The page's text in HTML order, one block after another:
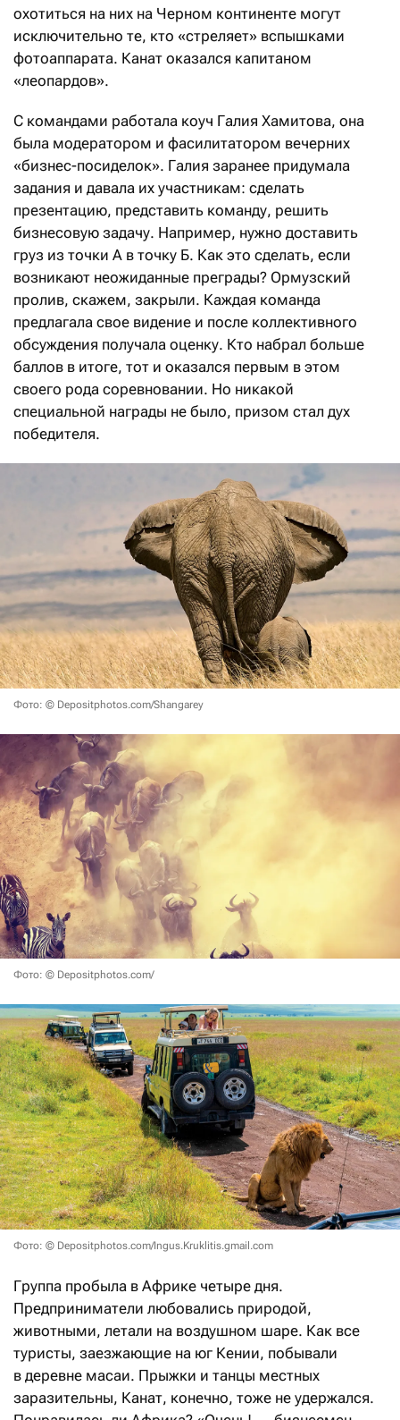
охотиться на них на Черном континенте могут
исключительно те, кто «стреляет» вспышками
фотоаппарата. Канат оказался капитаном
«леопардов».
С командами работала коуч Галия Хамитова, она
была модератором и фасилитатором вечерних
«бизнес-посиделок». Галия заранее придумала
задания и давала их участникам: сделать
презентацию, представить команду, решить
бизнесовую задачу. Например, нужно доставить
груз из точки А в точку Б. Как это сделать, если
возникают неожиданные преграды? Ормузский
пролив, скажем, закрыли. Каж­дая команда
предлагала свое видение и после коллективного
обсуждения получала оценку. Кто набрал больше
баллов в итоге, тот и оказался первым в этом
своего рода соревновании. Но никакой
специальной награды не было, призом стал дух
победителя.
Фото: © Depositphotos.com/Shangarey
Фото: © Depositphotos.com/
Фото: © Depositphotos.com/Ingus.Kruklitis.gmail.com
Группа пробыла в Африке четыре дня.
Предприниматели любовались природой,
животными, летали на воздушном шаре. Как все
туристы, заезжающие на юг Кении, побывали
в деревне масаи. Прыжки и танцы местных
заразительны, Канат, конечно, тоже не удержался.